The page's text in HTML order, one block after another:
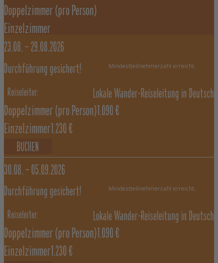
Doppelzimmer (pro Person)
Einzelzimmer
23.08. –29.08.2026
Durchführung gesichert! Mindestteilnehmerzahl erreicht.
Lokale Wander-Reiseleitung in Deutsch
Doppelzimmer (pro Person)1.090 €
Einzelzimmer1.230 €
BUCHEN
30.08. –05.09.2026
Durchführung gesichert! Mindestteilnehmerzahl erreicht.
Lokale Wander-Reiseleitung in Deutsch
Doppelzimmer (pro Person)1.090 €
Einzelzimmer1.230 €